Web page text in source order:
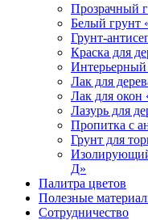
Прозрачный
Белый грунт
Грунт-
Краска для
Интерьерный
Лак для
Лак для
Лазурь для
Пропитка с
Грунт для
Изолирующий
Д»
Палитра цветов
Полезные
Сотрудничество